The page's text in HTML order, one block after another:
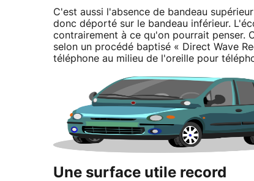
C'est aussi l'absence de bandeau
donc déporté sur le bandeau inférieur.
contrairement à ce qu'on pourrait penser.
selon un procédé baptisé « Direct Wave
téléphone au milieu de l'oreille pour
Une surface utile record